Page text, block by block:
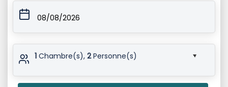
08/08/2026
1 Chambre(s),2Personne(s)